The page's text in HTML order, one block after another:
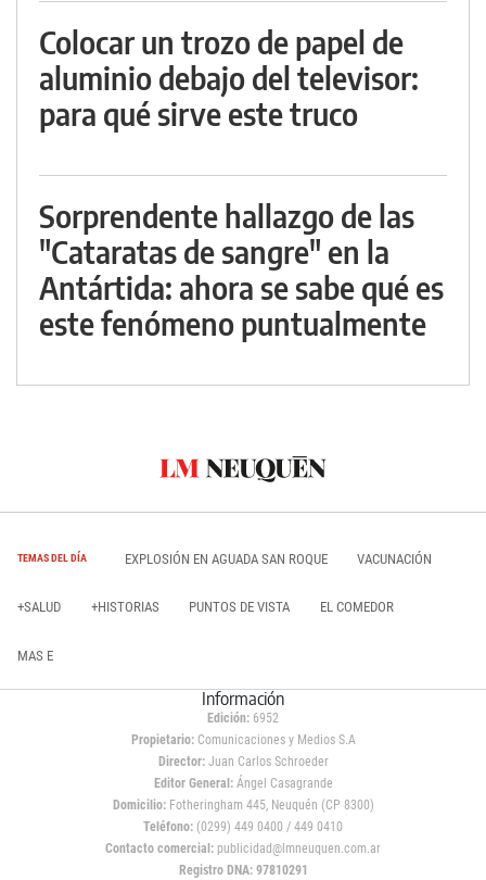
Colocar un trozo de papel de
aluminio debajo del televisor:
para qué sirve este truco
Sorprendente hallazgo de las
"Cataratas de sangre" en la
Antártida: ahora se sabe qué es
este fenómeno puntualmente
TEMAS DEL DÍA EXPLOSIÓN EN AGUADA SAN ROQUE VACUNACIÓN
+SALUD +HISTORIAS PUNTOS DE VISTA EL COMEDOR
MAS E
Información
Edición: 6952
Propietario:Comunicaciones y Medios S.A
Director: Juan Carlos Schroeder
Editor General:Ángel Casagrande
Domicilio:Fotheringham 445, Neuquén (CP 8300)
Teléfono: (0299) 449 0400 / 449 0410
Contacto comercial: publicidad@lmneuquen.com.ar
Registro DNA: 97810291